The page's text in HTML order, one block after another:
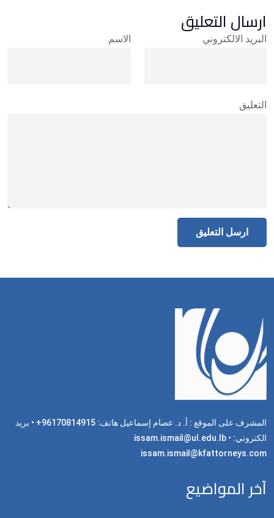
ارسال التعليق
الاسم البريد الالكتروني
التعليق
المشرف على الموقع : أ. د. عصام إسماعيل هاتف: 96170814915+ • بريد
الكتروني: issam.ismail@ul.edu.lb •
issam.ismail@kfattorneys.com
آخر المواضيع